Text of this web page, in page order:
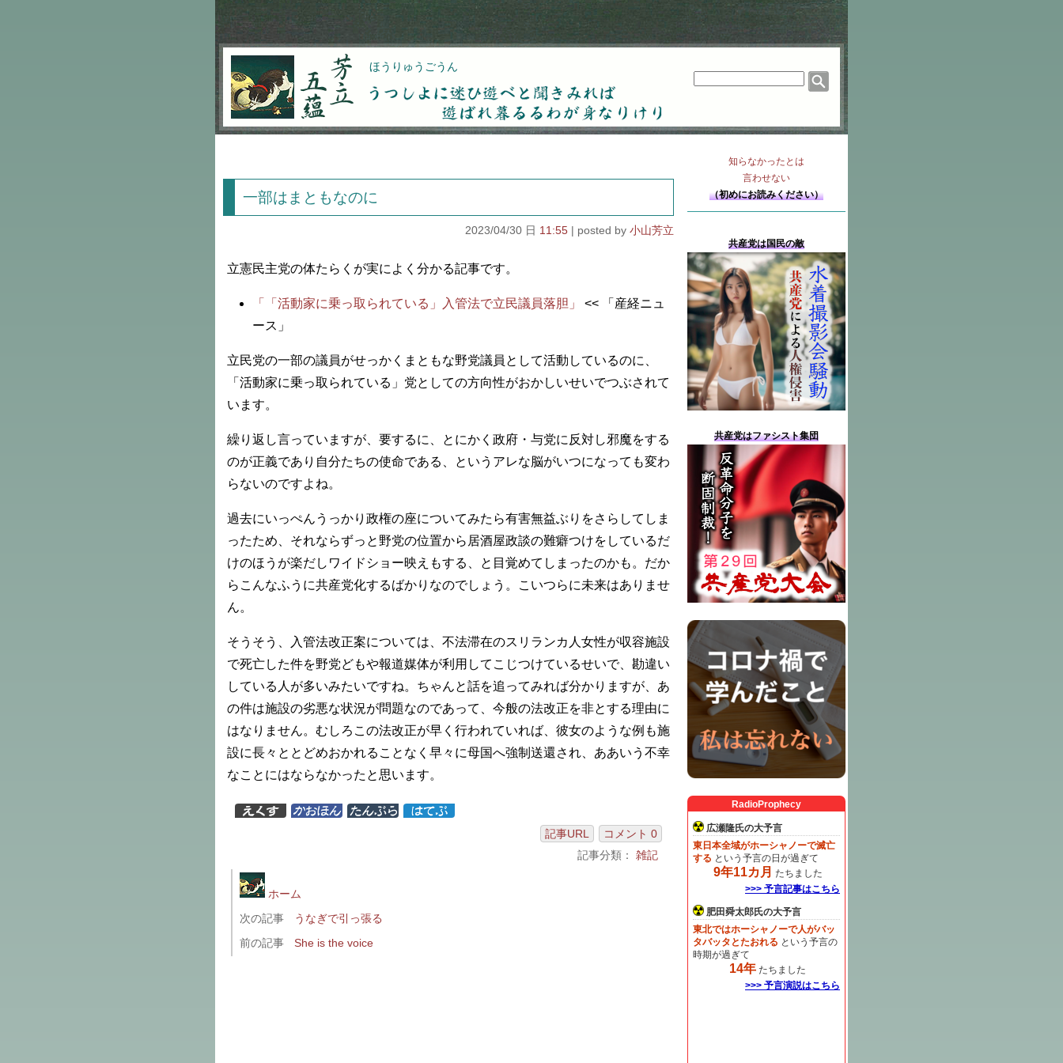
芳立五蘊 ほうりゅうごうん
うつしよに迷ひ遊べと聞きみれば遊ばれ暮るるわが
一部はまともなのに
2023/04/30 日 11:55 小山芳立
立憲民主党の体たらくが実によく分かる記事です。
「「活動家に乗っ取られている」入管法で立民議員落胆」
<< 「産経ニュ
ース」
立民党の一部の議員がせっかくまともな野党議員として活動しているのに、
「活動家に乗っ取られている」党としての方向性がおかしいせいでつぶされて
います。
繰り返し言っていますが、要するに、とにかく政府・与党に反対し邪魔をする
のが正義であり自分たちの使命である、というアレな脳がいつになっても変わ
らないのですよね。
過去にいっぺんうっかり政権の座についてみたら有害無益ぶりをさらしてしま
ったため、それならずっと野党の位置から居酒屋政談の難癖つけをしているだ
けのほうが楽だしワイドショー映えもする、と目覚めてしまったのかも。だか
らこんなふうに共産党化するばかりなのでしょう。こいつらに未来はありませ
ん。
そうそう、入管法改正案については、不法滞在のスリランカ人女性が収容施設
で死亡した件を野党どもや報道媒体が利用してこじつけているせいで、勘違い
している人が多いみたいですね。ちゃんと話を追ってみれば分かりますが、あ
の件は施設の劣悪な状況が問題なのであって、今般の法改正を非とする理由に
はなりません。むしろこの法改正が早く行われていれば、彼女のような例も施
設に長々ととどめおかれることなく早々に母国へ強制送還され、ああいう不幸
なことにはならなかったと思います。
記事URL
コメント 0
記事分類： 雑記
ホーム
次の記事
うなぎで引っ張る
前の記事
She is the voice
知らなかったとは
言わせない
（初めにお読みください）
共産党は国民の敵
共産党はファシスト集団